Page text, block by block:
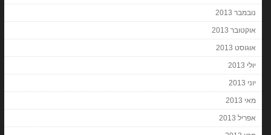
נובמבר 2013
אוקטובר 2013
אוגוסט 2013
יולי 2013
יוני 2013
מאי 2013
אפריל 2013